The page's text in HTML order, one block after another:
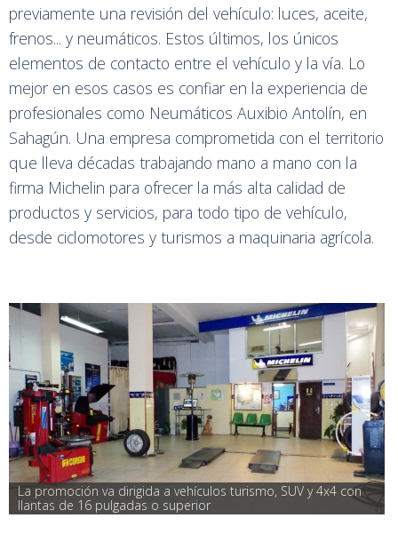
previamente una revisión del vehículo: luces, aceite,
frenos... y neumáticos. Estos últimos, los únicos
elementos de contacto entre el vehículo y la vía. Lo
mejor en esos casos es confiar en la experiencia de
profesionales como Neumáticos Auxibio Antolín, en
Sahagún. Una empresa comprometida con el territorio
que lleva décadas trabajando mano a mano con la
firma Michelin para ofrecer la más alta calidad de
productos y servicios, para todo tipo de vehículo,
desde ciclomotores y turismos a maquinaria agrícola.
La promoción va dirigida a vehículos turismo, SUV y 4x4 con
llantas de 16 pulgadas o superior